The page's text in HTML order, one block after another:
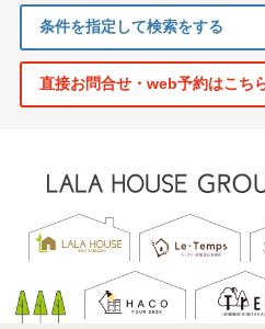
条件を指定して検索をする
直接お問合せ・web予約はこち